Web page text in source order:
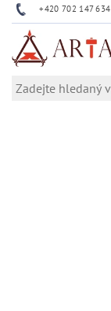
+420 702 147 634